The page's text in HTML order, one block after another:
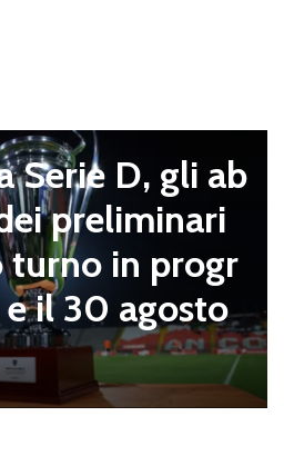
Serie D, gli ab
preliminari
turno in progr
il 30 agosto